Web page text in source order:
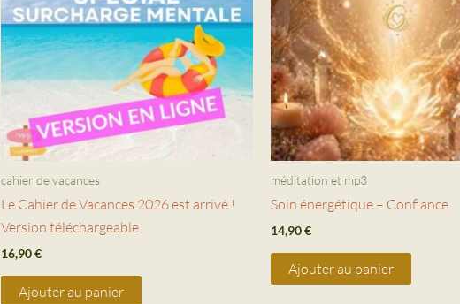
cahier de vacances
Le Cahier de Vacances 2026 est arrivé !
Version téléchargeable
16,90€
Ajouter au panier
méditation et mp3
Soin énergétique – Confiance
14,90€
Ajouter au panier